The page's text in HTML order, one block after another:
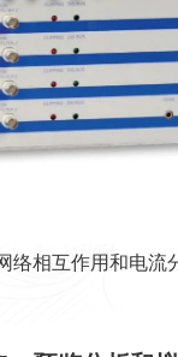
络相互作用和电流